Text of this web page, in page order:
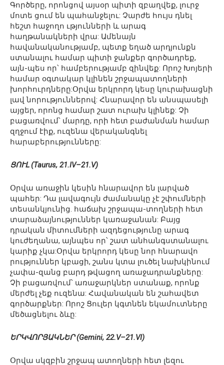
Գործերը, որոնցով այսօր պիտի զբաղվեք, լուրջ
մոտե ցում են պահանջելու: Չարժե հույս դնել
հեշտ հաջողո ւթյունների և արագ
հաղթանակների վրա: Ամենայն
հավանականությամբ, պետք եղած արդյունքն
ստանալու համար պիտի ջանքեր գործադրեք,
այն-պես որ՝ համբերությամբ զինվեք: Որոշ Խոյերի
համար օգտակար կլինեն շրջապատողների
խորհուրդները:Օրվա երկրորդ կեսը կուրախացնի
լավ նորություններով: Հնարավոր են անսպասելի
այցեր, որոնց համար շատ ուրախ կլինեք: Չի
բացառվում՝ մարդը, որի հետ բաժանման համար
զղջում էիք, ուզենա վերականգնել
հարաբերությունները:
ՑՈՒԼ (Taurus, 21.IV–21.V)
Օրվա առաջին կեսին հնարավոր են լարված
պահեր: Դա լավագույն ժամանակը չէ շփումների
տեսանկյունից. հաճախ շրջապա-տողների հետ
տարաձայնություններ կառաջանան: Բայց
դրական միտումների ազդեցությունը արագ
կուժեղանա, այնպես որ՝ շատ անհանգստանալու
կարիք չկա:Օրվա երկրորդ կեսը նոր հնարավո
րություններ կբացի, շանս կտա լուծել նախկինում
չափա-զանց բարդ թվացող առաջադրանքները:
Չի բացառվում՝ առաջարկներ ստանաք, որոնք
մերժել չեք ուզենա: Հավանական են շահավետ
գործարքներ: Որոշ Ցուլեր կգտնեն եկամուտները
մեծացնելու ձևը:
ԵՐԿՎՈՐՅԱԿՆԵՐ (Gemini, 22.V–21.VI)
Օրվա սկզբին շրջապ ատողների հետ լեզու